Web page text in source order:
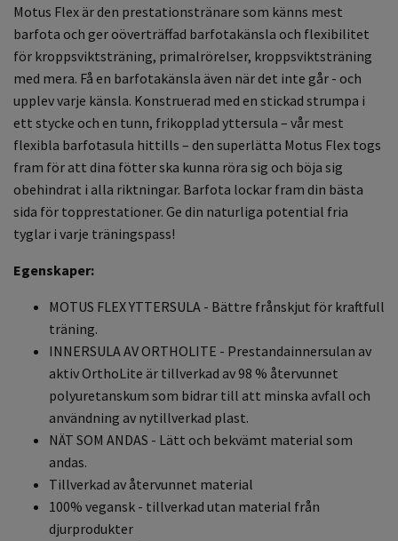
Motus Flex är den prestationstränare som känns mest
barfota och ger oöverträffad barfotakänsla och flexibilitet
för kroppsviktsträning, primalrörelser, kroppsviktsträning
med mera. Få en barfotakänsla även när det inte går - och
upplev varje känsla. Konstruerad med en stickad strumpa i
ett stycke och en tunn, frikopplad yttersula – vår mest
flexibla barfotasula hittills – den superlätta Motus Flex togs
fram för att dina fötter ska kunna röra sig och böja sig
obehindrat i alla riktningar. Barfota lockar fram din bästa
sida för topprestationer. Ge din naturliga potential fria
tyglar i varje träningspass!
Egenskaper:
MOTUS FLEX YTTERSULA - Bättre frånskjut för kraftfull
träning.
INNERSULA AV ORTHOLITE - Prestandainnersulan av
aktiv OrthoLite är tillverkad av 98 % återvunnet
polyuretanskum som bidrar till att minska avfall och
användning av nytillverkad plast.
NÄT SOM ANDAS - Lätt och bekvämt material som
andas.
Tillverkad av återvunnet material
100% vegansk - tillverkad utan material från
djurprodukter